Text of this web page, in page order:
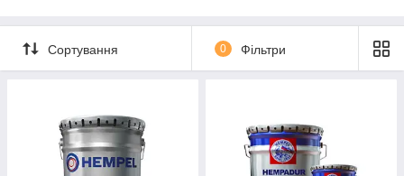
високу якість та тривалий термін служби.
Сортування 0 Фільтри